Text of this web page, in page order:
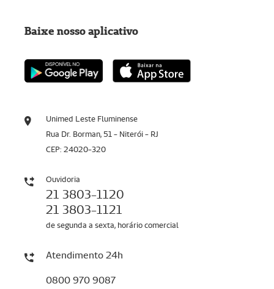
Unimed Leste Fluminense
Rua Dr. Borman, 51 - Niterói - RJ
CEP: 24020-320
Ouvidoria
21 3803-1120
21 3803-1121
de segunda a sexta, horário comercial
Atendimento 24h
0800 970 9087
Baixe nosso aplicativo